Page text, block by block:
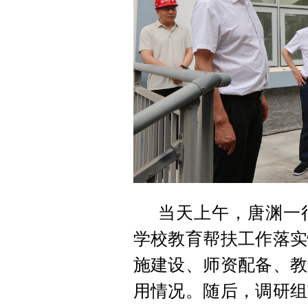
当天上午，唐渊
学校教育帮扶工作落
施建设、师资配备、
用情况。随后，调研